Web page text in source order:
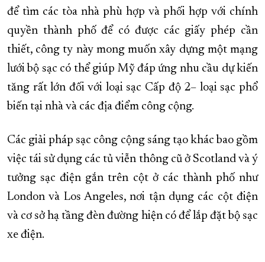
để tìm các tòa nhà phù hợp và phối hợp với chính
quyền thành phố để có được các giấy phép cần
thiết, công ty này mong muốn xây dựng một mạng
lưới bộ sạc có thể giúp Mỹ đáp ứng nhu cầu dự kiến
tăng rất lớn đối với loại sạc Cấp độ 2– loại sạc phổ
biến tại nhà và các địa điểm công cộng.
Các giải pháp sạc công cộng sáng tạo khác bao gồm
việc tái sử dụng các tủ viễn thông cũ ở Scotland và ý
tưởng sạc điện gắn trên cột ở các thành phố như
London và Los Angeles, nơi tận dụng các cột điện
và cơ sở hạ tầng đèn đường hiện có để lắp đặt bộ sạc
xe điện.